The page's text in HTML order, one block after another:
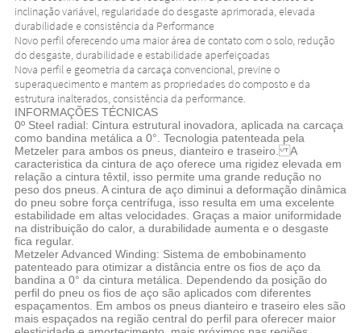
inclinação variável, regularidade do desgaste aprimorada, elevada
durabilidade e consistência da Performance
Novo perfil oferecendo uma maior área de contato com o solo, redução
do desgaste, durabilidade e estabilidade aperfeiçoadas
Nova perfil e geometria da carcaça convencional, previne o
superaquecimento e mantem as propriedades do composto e da
estrutura inalterados, consistência da performance.
INFORMAÇÕES TÉCNICAS
0º Steel radial: Cintura estrutural inovadora, aplicada na carcaça
como bandina metálica a 0°. Tecnologia patenteada pela
Metzeler para ambos os pneus, dianteiro e traseiro. A
caracteristica da cintura de aço oferece uma rigidez elevada em
relação a cintura têxtil, isso permite uma grande redução no
peso dos pneus. A cintura de aço diminui a deformação dinâmica
do pneu sobre força centrífuga, isso resulta em uma excelente
estabilidade em altas velocidades. Graças a maior uniformidade
na distribuição do calor, a durabilidade aumenta e o desgaste
fica regular.
Metzeler Advanced Winding: Sistema de embobinamento
patenteado para otimizar a distância entre os fios de aço da
bandina a 0° da cintura metálica. Dependendo da posição do
perfil do pneu os fios de aço são aplicados com diferentes
espaçamentos. Em ambos os pneus dianteiro e traseiro eles são
mais espaçados na região central do perfil para oferecer maior